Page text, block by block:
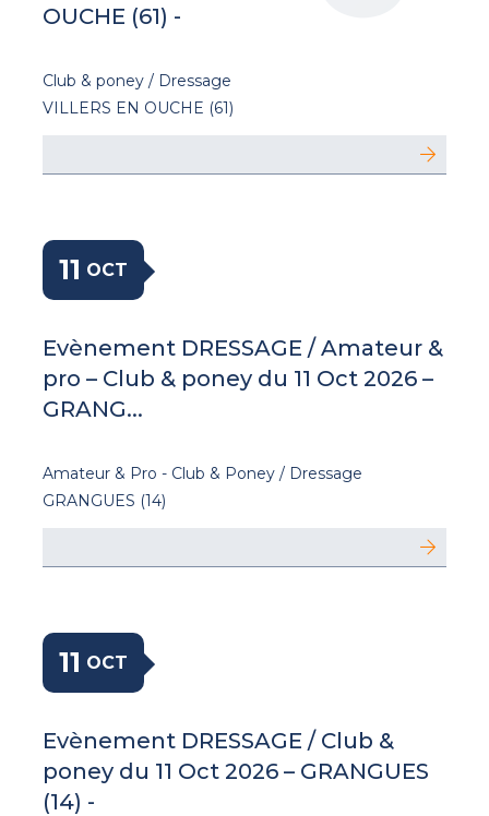
OUCHE (61) -
Club & poney / Dressage
VILLERS EN OUCHE (61)
11 OCT
Evènement DRESSAGE / Amateur &
pro – Club & poney du 11 Oct 2026 –
GRANG...
Amateur & Pro - Club & Poney / Dressage
GRANGUES (14)
11 OCT
Evènement DRESSAGE / Club &
poney du 11 Oct 2026 – GRANGUES
(14) -